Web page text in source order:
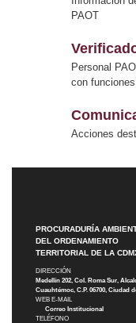
PAOT
Personal
con
Acciones
PROCURADURÍA
DEL ORDENAMIENTO
TERRITORIAL DE LA
DIRECCIÓN
Medellín 202, Col. Roma Sur,
Cuauhtémoc, C.P. 06700, Ciudad
WEB E-MAIL
Correo Institucional
TELÉFONO